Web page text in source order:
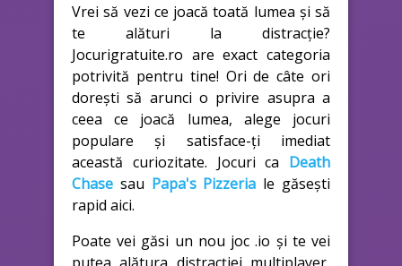
Vrei să vezi ce joacă toată lumea și să
te alături la distracție?
Jocurigratuite.ro are exact categoria
potrivită pentru tine! Ori de câte ori
dorești să arunci o privire asupra a
ceea ce joacă lumea, alege jocuri
populare și satisface-ți imediat
această curiozitate. Jocuri ca Death
Chase sau Papa's Pizzeria le găsești
rapid aici.
Poate vei găsi un nou joc .io și te vei